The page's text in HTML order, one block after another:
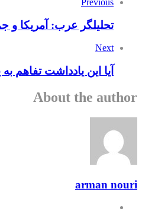
تحلیلگر عرب: آمریکا و
Next
آیا این یادداشت تفاهم
About the author
arman nouri